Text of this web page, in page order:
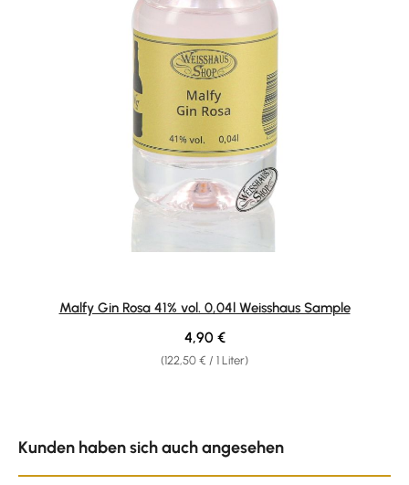
Malfy Gin Rosa 41% vol. 0,04l Weisshaus Sample
(122,50 € / 1 Liter)
Regulärer Preis:
4,90 €
Kunden haben sich auch angesehen